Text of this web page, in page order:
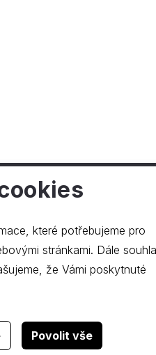
které potřebujeme pro
Dále souhlasíte s
že Vámi poskytnuté
Povolit vše